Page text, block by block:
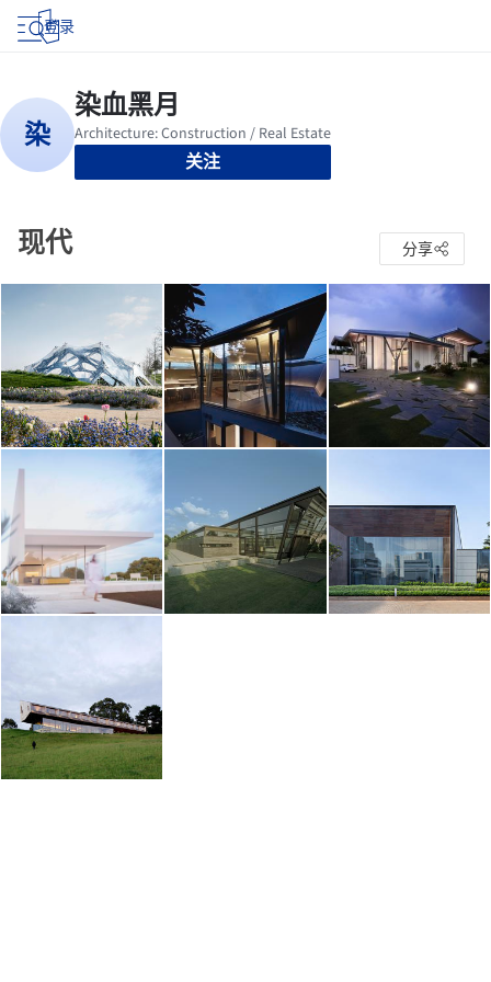
登录
关注
现代 分享